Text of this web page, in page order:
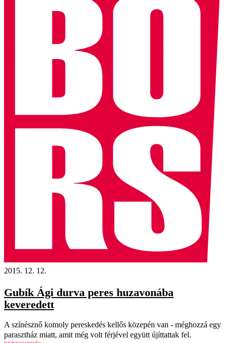
2015. 12. 12.
Gubík Ági durva peres huzavonába
keveredett
A színésznő komoly pereskedés kellős közepén van - méghozzá egy
parasztház miatt, amit még volt férjével együtt újíttattak fel.